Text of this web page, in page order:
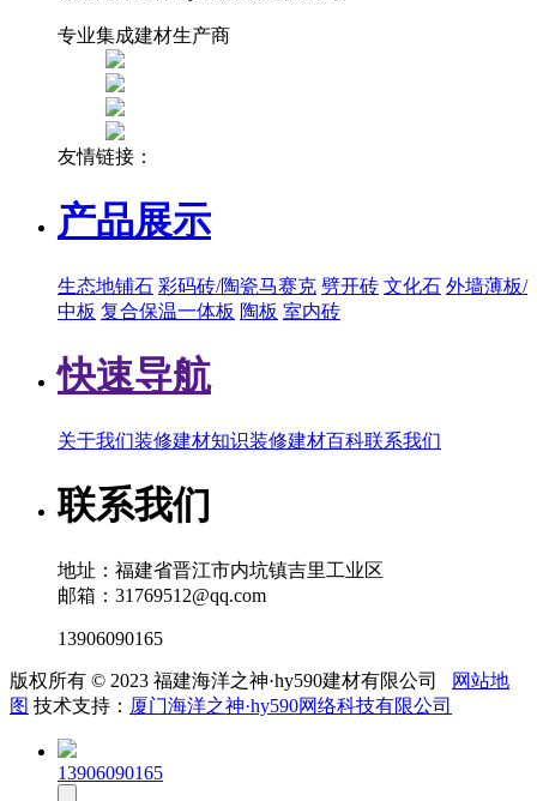
专业集成建材生产商
友情链接：
产品展示
生态地铺石 彩码砖/陶瓷马赛克 劈开砖 文化石 外墙薄板/
中板 复合保温一体板 陶板 室内砖
快速导航
关于我们装修建材知识装修建材百科联系我们
联系我们
地址：福建省晋江市内坑镇吉里工业区
邮箱：31769512@qq.com
13906090165
版权所有 © 2023 福建海洋之神·hy590建材有限公司
网站地
图 技术支持： 厦门海洋之神·hy590网络科技有限公司
13906090165